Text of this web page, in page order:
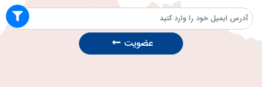
عضویت